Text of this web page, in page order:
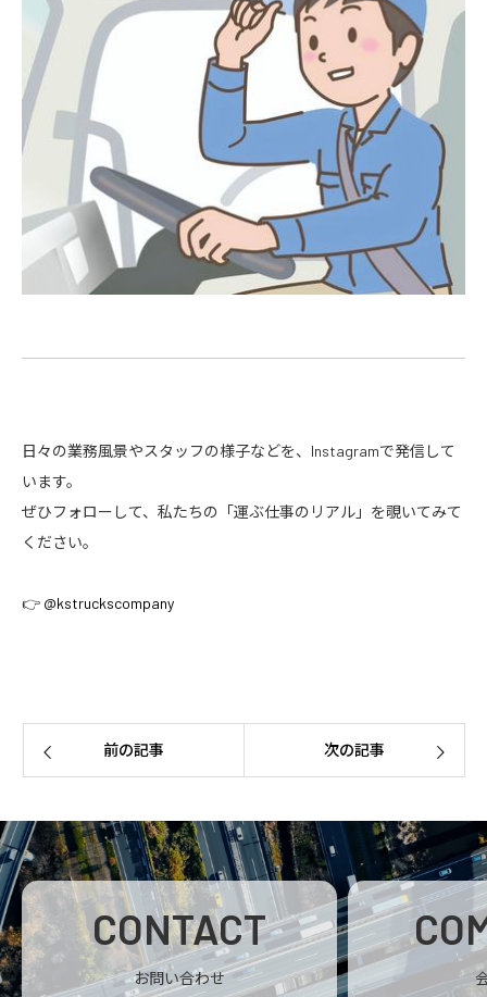
日々の業務風景やスタッフの様子などを、Instagramで発信して
います。
ぜひフォローして、私たちの「運ぶ仕事のリアル」を覗いてみて
ください。
👉 @kstruckscompany
前の記事 次の記事
CONTACT
お問い合わせ